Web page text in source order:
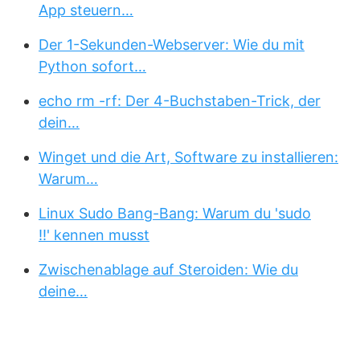
App steuern…
Der 1-Sekunden-Webserver: Wie du mit
Python sofort…
echo rm -rf: Der 4-Buchstaben-Trick, der
dein…
Winget und die Art, Software zu installieren:
Warum…
Linux Sudo Bang-Bang: Warum du 'sudo
!!' kennen musst
Zwischenablage auf Steroiden: Wie du
deine…